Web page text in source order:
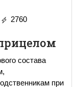
2760
состава
при